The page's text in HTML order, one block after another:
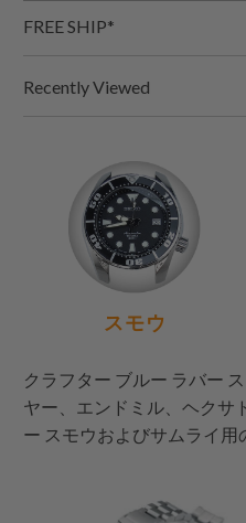
FREE SHIP*
Recently Viewed
スモウ
クラフター ブルー ラバー
ヤー、エンドミル、ヘクサ
ー スモウおよびサムライ用